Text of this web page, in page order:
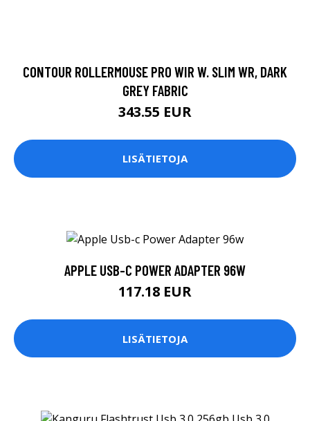
CONTOUR ROLLERMOUSE PRO WIR W. SLIM WR, DARK
GREY FABRIC
343.55 EUR
LISÄTIETOJA
APPLE USB-C POWER ADAPTER 96W
117.18 EUR
LISÄTIETOJA